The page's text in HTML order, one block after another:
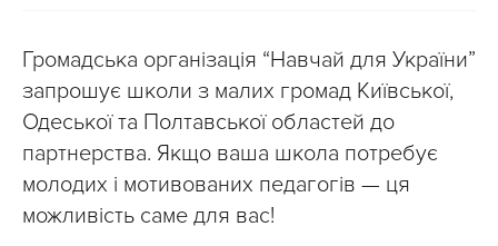
Громадська організація “Навчай для України”
запрошує школи з малих громад Київської,
Одеської та Полтавської областей до
партнерства. Якщо ваша школа потребує
молодих і мотивованих педагогів — ця
можливість саме для вас!